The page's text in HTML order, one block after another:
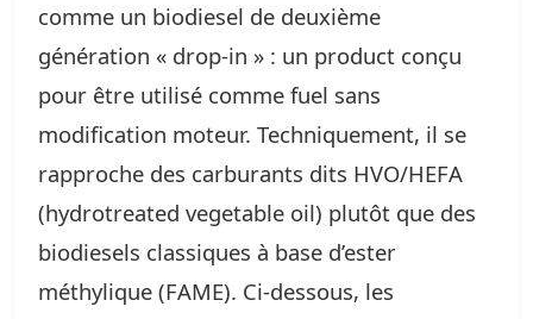
comme un biodiesel de deuxième
génération « drop‑in » : un product conçu
pour être utilisé comme fuel sans
modification moteur. Techniquement, il se
rapproche des carburants dits HVO/HEFA
(hydrotreated vegetable oil) plutôt que des
biodiesels classiques à base d’ester
méthylique (FAME). Ci‑dessous, les